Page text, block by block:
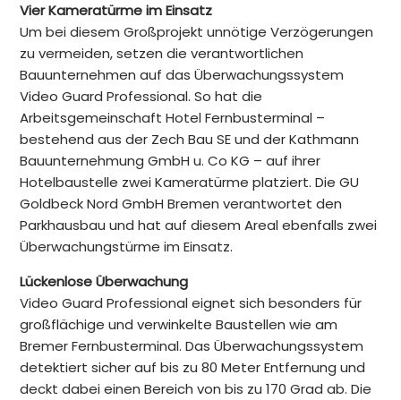
Vier Kameratürme im Einsatz
Um bei diesem Großprojekt unnötige Verzögerungen
zu vermeiden, setzen die verantwortlichen
Bauunternehmen auf das Überwachungssystem
Video Guard Professional. So hat die
Arbeitsgemeinschaft Hotel Fernbusterminal –
bestehend aus der Zech Bau SE und der Kathmann
Bauunternehmung GmbH u. Co KG – auf ihrer
Hotelbaustelle zwei Kameratürme platziert. Die GU
Goldbeck Nord GmbH Bremen verantwortet den
Parkhausbau und hat auf diesem Areal ebenfalls zwei
Überwachungstürme im Einsatz.
Lückenlose Überwachung
Video Guard Professional eignet sich besonders für
großflächige und verwinkelte Baustellen wie am
Bremer Fernbusterminal. Das Überwachungssystem
detektiert sicher auf bis zu 80 Meter Entfernung und
deckt dabei einen Bereich von bis zu 170 Grad ab. Die